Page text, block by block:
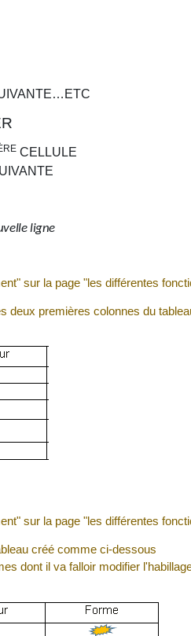
CELLULE
ligne
sur la page "les différentes
deux premières colonnes du
sur la page "les différentes
créé comme ci-dessous
dont il va falloir modifier